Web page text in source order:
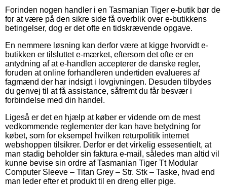
Forinden nogen handler i en Tasmanian Tiger e-butik bør de
for at være på den sikre side få overblik over e-butikkens
betingelser, dog er det ofte en tidskrævende opgave.
En nemmere løsning kan derfor være at kigge hvorvidt e-
butikken er tilsluttet e-mærket, eftersom det ofte er en
antydning af at e-handlen accepterer de danske regler,
foruden at online forhandleren undertiden evalueres af
fagmænd der har indsigt i lovgivningen. Desuden tilbydes
du genvej til at få assistance, såfremt du får besvær i
forbindelse med din handel.
Ligeså er det en hjælp at køber er vidende om de mest
vedkommende reglementer der kan have betydning for
købet, som for eksempel hvilken returpolitik internet
webshoppen tilsikrer. Derfor er det virkelig essesentielt, at
man stadig beholder sin faktura e-mail, således man altid vil
kunne bevise sin ordre af Tasmanian Tiger Tt Modular
Computer Sleeve – Titan Grey – Str. Stk – Taske, hvad end
man leder efter et produkt til en dreng eller pige.